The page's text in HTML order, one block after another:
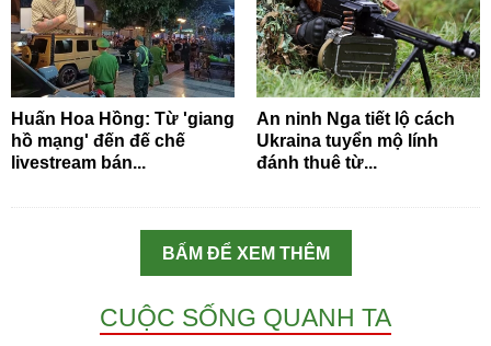
Huấn Hoa Hồng: Từ 'giang
hồ mạng' đến đế chế
livestream bán...
An ninh Nga tiết lộ cách
Ukraina tuyển mộ lính
đánh thuê từ...
BẤM ĐỂ XEM THÊM
CUỘC SỐNG QUANH TA